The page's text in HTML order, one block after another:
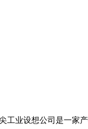
工业设想公司是一家